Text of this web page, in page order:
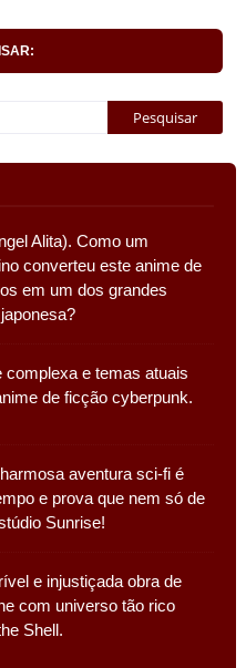
Alita). Como um
converteu este anime de
em um dos grandes
complexa e temas atuais
de ficção cyberpunk.
aventura sci-fi é
e prova que nem só de
Sunrise!
e injustiçada obra de
com universo tão rico
Shell.